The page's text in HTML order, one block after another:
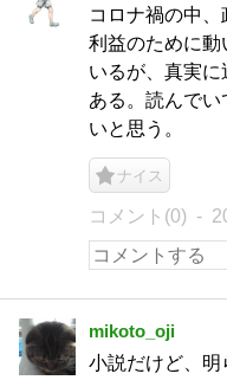
コロナ禍の中
利益のために動
いるが、真実
ある。読んで
いと思う。
ナイス
コメント(0)
mikoto_oji
小説だけど、明